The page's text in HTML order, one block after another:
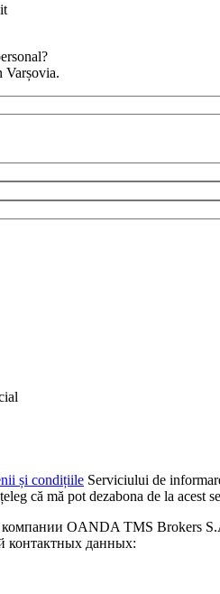
și condițiile Serviciului de
că mă pot dezabona de la acest
OANDA TMS Brokers
контактных данных: